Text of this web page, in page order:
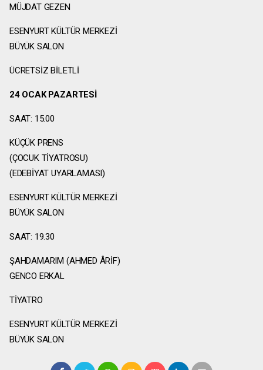
MÜJDAT GEZEN
ESENYURT KÜLTÜR MERKEZİ
BÜYÜK SALON
ÜCRETSİZ BİLETLİ
24 OCAK PAZARTESİ
SAAT: 15.00
KÜÇÜK PRENS
(ÇOCUK TİYATROSU)
(EDEBİYAT UYARLAMASI)
ESENYURT KÜLTÜR MERKEZİ
BÜYÜK SALON
SAAT: 19.30
ŞAHDAMARIM (AHMED ÂRİF)
GENCO ERKAL
TİYATRO
ESENYURT KÜLTÜR MERKEZİ
BÜYÜK SALON